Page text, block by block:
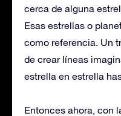
cerca de alguna
Esas estrellas o
como referencia. Un
de crear líneas
estrella en estrella
Entonces ahora, con